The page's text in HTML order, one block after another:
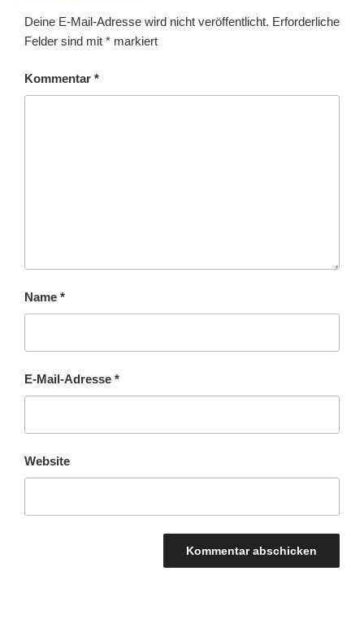
Deine E-Mail-Adresse wird nicht veröffentlicht. Erforderliche
Felder sind mit * markiert
Kommentar *
Name *
E-Mail-Adresse *
Website